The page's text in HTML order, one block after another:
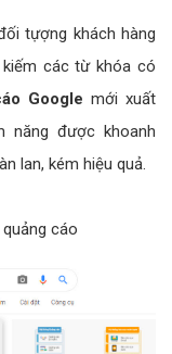
tựợng khách hàng
các từ khóa có
Google mới xuất
năng được khoanh
lan, kém hiệu quả.
cáo